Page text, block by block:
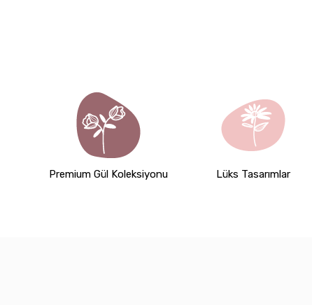
Premium Gül Koleksiyonu Lüks Tasarımlar